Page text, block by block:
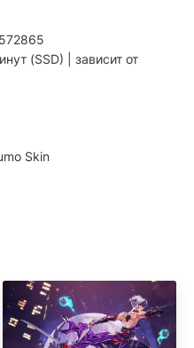
(SSD) | зависит от
Skin